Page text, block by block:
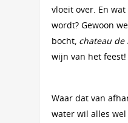
vloeit over. En
wordt? Gewoon
bocht, chateau de
wijn van het feest!
Waar dat van
water wil alles